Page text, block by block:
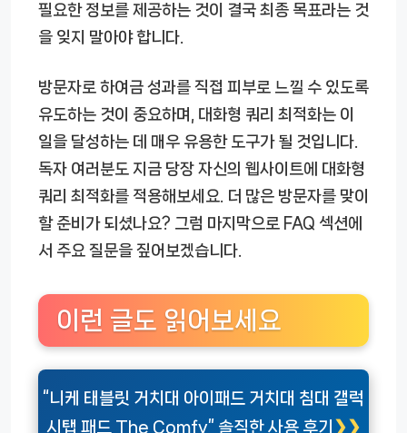
필요한 정보를 제공하는 것이 결국 최종 목표라는 것
을 잊지 말아야 합니다.
방문자로 하여금 성과를 직접 피부로 느낄 수 있도록
유도하는 것이 중요하며, 대화형 쿼리 최적화는 이
일을 달성하는 데 매우 유용한 도구가 될 것입니다.
독자 여러분도 지금 당장 자신의 웹사이트에 대화형
쿼리 최적화를 적용해보세요. 더 많은 방문자를 맞이
할 준비가 되셨나요? 그럼 마지막으로 FAQ 섹션에
서 주요 질문을 짚어보겠습니다.
이런 글도 읽어보세요
“니케 태블릿 거치대 아이패드 거치대 침대 갤럭
시탭 패드 The Comfy” 솔직한 사용 후기